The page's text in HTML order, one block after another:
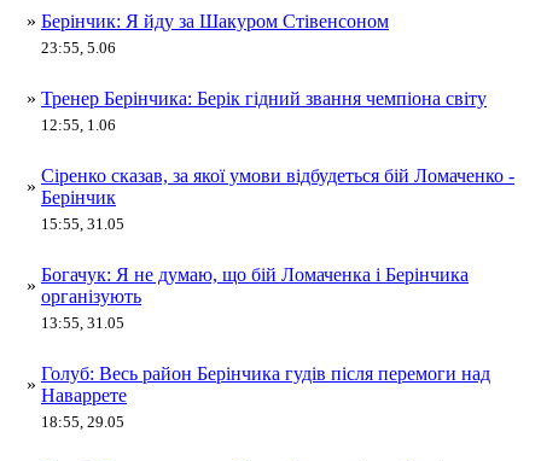
» Берінчик: Я йду за Шакуром Стівенсоном
23:55, 5.06
» Тренер Берінчика: Берік гідний звання чемпіона світу
12:55, 1.06
»
Сіренко сказав, за якої умови відбудеться бій Ломаченко -
Берінчик
15:55, 31.05
»
Богачук: Я не думаю, що бій Ломаченка і Берінчика
організують
13:55, 31.05
»
Голуб: Весь район Берінчика гудів після перемоги над
Наваррете
18:55, 29.05